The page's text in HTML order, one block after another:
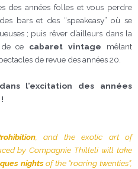
des années folles et vous perdre
bars et des “speakeasy” où se
; puis rêver d’ailleurs dans la
de ce cabaret vintage mêlant
de revue des années 20.
l’excitation des années
, and the exotic art of
by Compagnie Thilleli will take
nightsof the “roaring twenties”,